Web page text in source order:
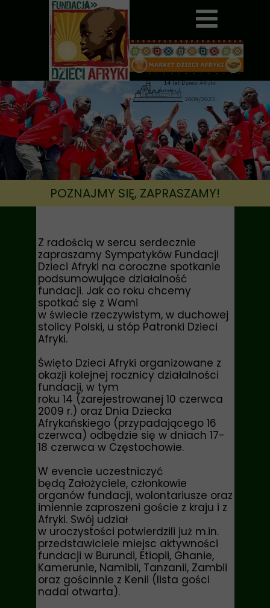
POZNAJMY SIĘ, ZAPRASZAMY!
Z radością w sercu serdecznie
zapraszamy Sympatyków Fundacji
Dzieci Afryki na coroczne spotkanie
podsumowujące działalność
fundacji. Jak co roku chcemy
spotkać się z Wami
w świecie rzeczywistym, w duchowej
stolicy Polski, u stóp Patronki Dzieci
Afryki.
Święto Dzieci Afryki organizowane z
okazji kolejnej rocznicy działalności
fundacji, w tym
roku 14 (zarejestrowanej 10 czerwca
2009 r.) oraz Dnia Dziecka
Afrykańskiego (przypadającego 16
czerwca) odbędzie się w dniach 17-
18 czerwca w Częstochowie.
W evencie uczestniczyć
będą Założyciele, członkowie
organów fundacji, wolontariusze oraz
imiennie zaproszeni goście z kraju i z
Afryki. Swój udział
w uroczystości potwierdzili już m.in.
przedstawiciele miejsc aktywności
fundacji w Burundi, Etiopii, Ghanie,
Kamerunie, Namibii, Tanzanii, Zambii
oraz gościnnie z Kenii (lista gości
nadal otwarta).